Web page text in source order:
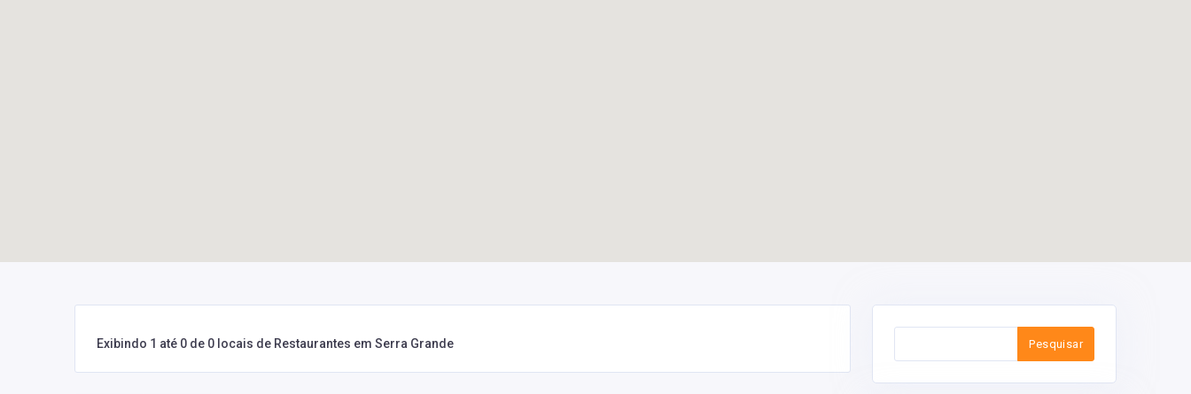
Exibindo 1 até 0 de 0 locais de Restaurantes em Serra Grande Pesquisar